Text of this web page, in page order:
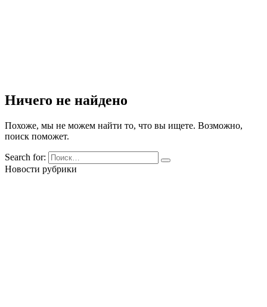
Ничего не найдено
Похоже, мы не можем найти то, что вы ищете. Возможно,
поиск поможет.
Search for:
Новости рубрики